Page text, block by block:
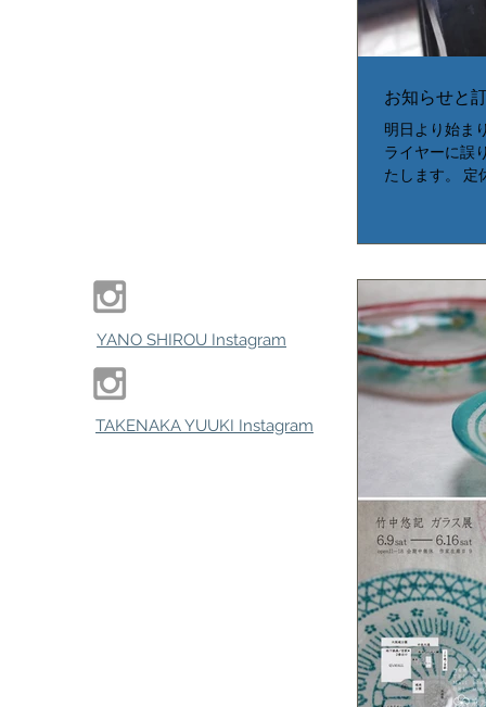
お知らせと
明日より始ま
ライヤーに誤
たします。 定
と、イベント
YANO SHIROU Instagram
TAKENAKA YUUKI Instagram